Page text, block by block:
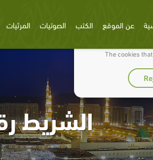
We use cookies to
The cookies
عن الموقع الكتب الصوتيات المرئيات
الشريط